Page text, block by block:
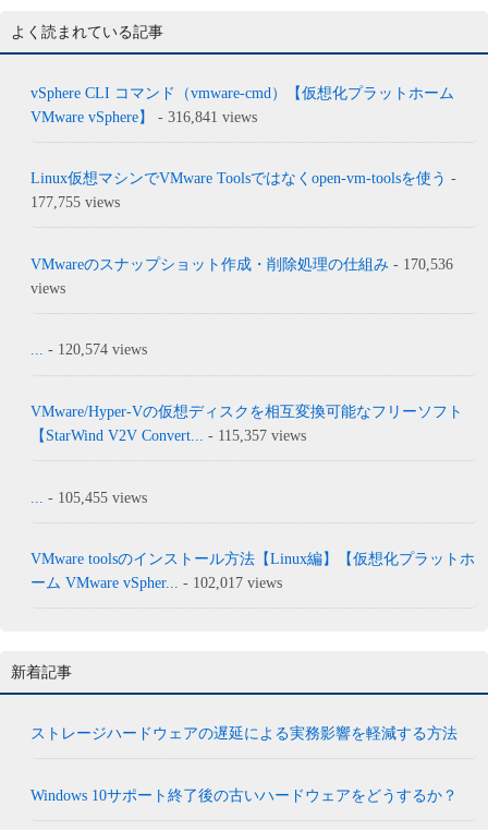
よく読まれている記事
vSphere CLI コマンド（vmware-cmd）【仮想化プラットホーム
VMware vSphere】
- 316,841 views
Linux仮想マシンでVMware Toolsではなくopen-vm-toolsを使う -
177,755 views
VMwareのスナップショット作成・削除処理の仕組み - 170,536
views
... - 120,574 views
VMware/Hyper-Vの仮想ディスクを相互変換可能なフリーソフト
【StarWind V2V Convert...
- 115,357 views
- 105,455 views
VMware toolsのインストール方法【Linux編】【仮想化プラットホ
ーム VMware vSpher... - 102,017 views
新着記事
ストレージハードウェアの遅延による実務影響を軽減する方法
Windows 10サポート終了後の古いハードウェアをどうするか？